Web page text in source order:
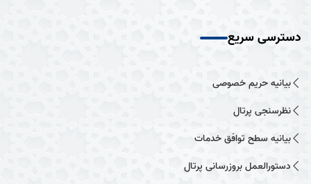
دسترسی سریع
بیانیه حریم خصوصی
نظرسنجی پرتال
بیانیه سطح توافق خدمات
دستورالعمل بروزرسانی پرتال